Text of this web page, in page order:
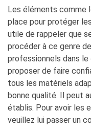
Les éléments comme
place pour protéger
utile de rappeler que
procéder à ce genre
professionnels dans le
proposer de faire
tous les matériels
bonne qualité. Il peut
établis. Pour avoir les
veuillez lui passer un